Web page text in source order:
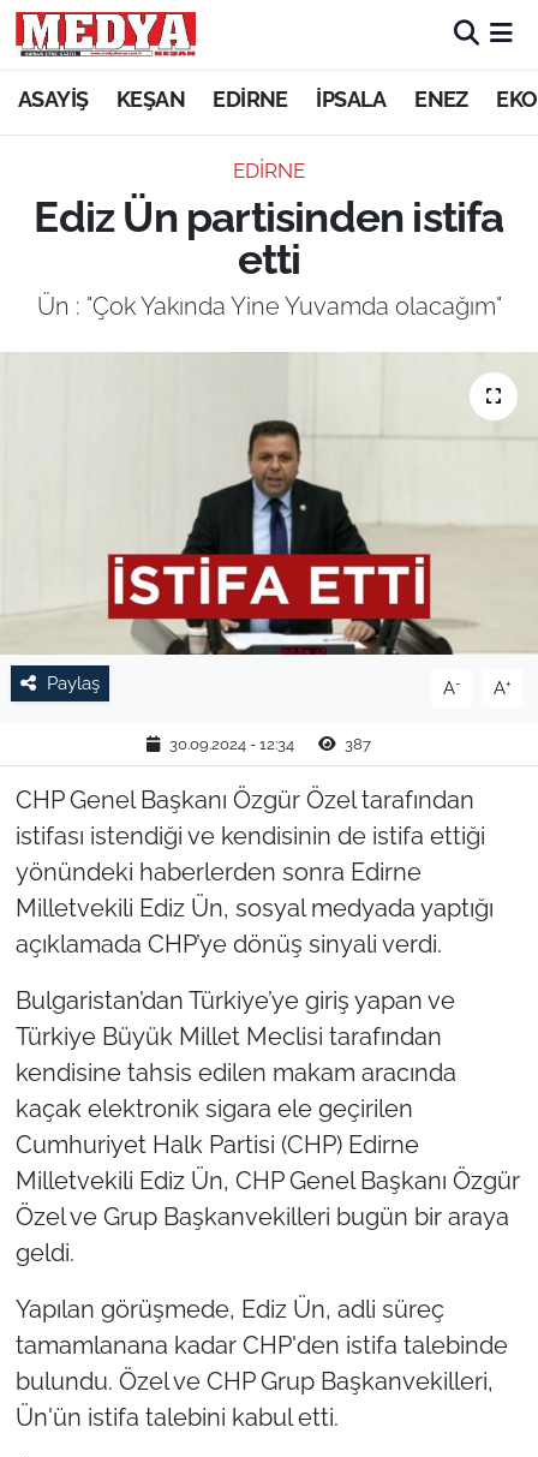
ASAYİŞ KEŞAN EDİRNE İPSALA ENEZ
EDİRNE
Ediz Ün partisinden istifa
etti
Ün : "Çok Yakında Yine Yuvamda olacağım"
Paylaş A- A+
30.09.2024 - 12:34 387
CHP Genel Başkanı Özgür Özel tarafından
istifası istendiği ve kendisinin de istifa ettiği
yönündeki haberlerden sonra Edirne
Milletvekili Ediz Ün, sosyal medyada yaptığı
açıklamada CHP’ye dönüş sinyali verdi.
Bulgaristan’dan Türkiye’ye giriş yapan ve
Türkiye Büyük Millet Meclisi tarafından
kendisine tahsis edilen makam aracında
kaçak elektronik sigara ele geçirilen
Cumhuriyet Halk Partisi (CHP) Edirne
Milletvekili Ediz Ün, CHP Genel Başkanı Özgür
Özel ve Grup Başkanvekilleri bugün bir araya
geldi.
Yapılan görüşmede, Ediz Ün, adli süreç
tamamlanana kadar CHP'den istifa talebinde
bulundu. Özel ve CHP Grup Başkanvekilleri,
Ün'ün istifa talebini kabul etti.
KEŞAN
ASAYİŞ
TARIM VE HAYVANCILIK
KÜLTÜR SANAT
RESMİ İLAN
SPOR
YAŞAM
EDİRNE
TEKİRDAĞ
KIRKLARELİ
ÇANAKKALE
TÜRKİYE
Bölge
Güvenlik
Genel
Politika